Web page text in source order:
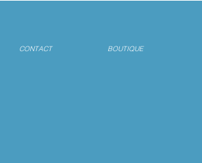
CONTACT BOUTIQUE